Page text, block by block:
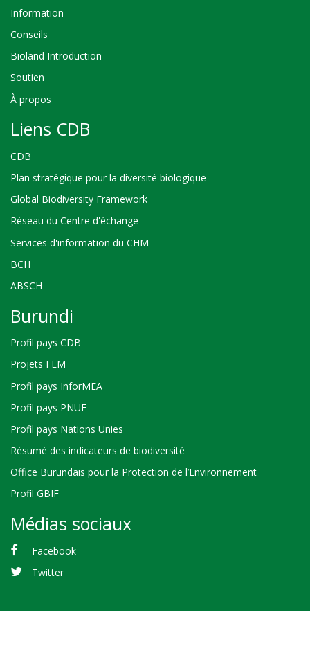
Information
Conseils
Bioland Introduction
Soutien
À propos
Liens CDB
CDB
Plan stratégique pour la diversité biologique
Global Biodiversity Framework
Réseau du Centre d'échange
Services d'information du CHM
BCH
ABSCH
Burundi
Profil pays CDB
Projets FEM
Profil pays InforMEA
Profil pays PNUE
Profil pays Nations Unies
Résumé des indicateurs de biodiversité
Office Burundais pour la Protection de l’Environnement
Profil GBIF
Médias sociaux
Facebook
Twitter